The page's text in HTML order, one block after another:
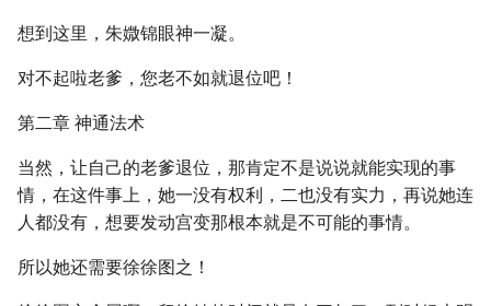
想到这里，朱媺锦眼神一凝。
对不起啦老爹，您老不如就退位吧！
第二章 神通法术
当然，让自己的老爹退位，那肯定不是说说就能实现的事
情，在这件事上，她一没有权利，二也没有实力，再说她连
人都没有，想要发动宫变那根本就是不可能的事情。
所以她还需要徐徐图之！